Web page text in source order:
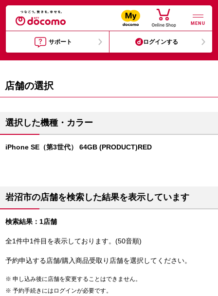
MENU
サポート ログインする
店舗の選択
選択した機種・カラー
iPhone SE（第3世代） 64GB (PRODUCT)RED
岩沼市の店舗を検索した結果を表示しています
検索結果：1店舗
全1件中1件目を表示しております。(50音順)
予約申込する店舗/購入商品受取り店舗を選択してください。
申し込み後に店舗を変更することはできません。
予約手続きにはログインが必要です。